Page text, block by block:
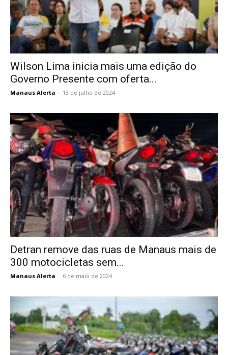
Wilson Lima inicia mais uma edição do
Governo Presente com oferta...
Manaus Alerta - 13 de julho de 2024
Detran remove das ruas de Manaus mais de
300 motocicletas sem...
Manaus Alerta - 6 de maio de 2024